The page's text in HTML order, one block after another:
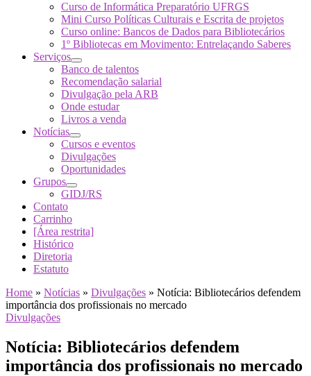
Curso de Informática Preparatório UFRGS
Mini Curso Políticas Culturais e Escrita de projetos
Curso online: Bancos de Dados para Bibliotecários
1º Bibliotecas em Movimento: Entrelaçando Saberes
Serviços
Banco de talentos
Recomendação salarial
Divulgação pela ARB
Onde estudar
Livros a venda
Notícias
Cursos e eventos
Divulgações
Oportunidades
Grupos
GIDJ/RS
Contato
Carrinho
[Área restrita]
Histórico
Diretoria
Estatuto
Home » Notícias » Divulgações » Notícia: Bibliotecários defendem
importância dos profissionais no mercado
Divulgações
Notícia: Bibliotecários defendem
importância dos profissionais no mercado